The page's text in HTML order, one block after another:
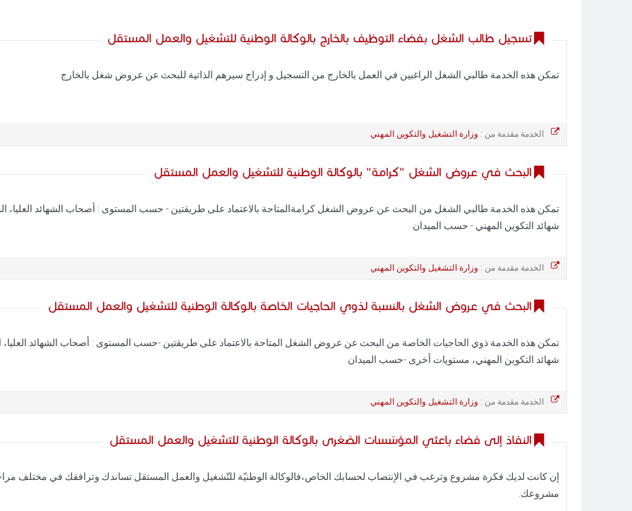
تسجيل طالب الشغل بفضاء التوظيف بالخارج بالوكالة الوطنية للتشغيل والعمل المستقل
تمكن هذه الخدمة طالبي الشغل الراغبين في العمل بالخارج من التسجيل و إدراج سيرهم الذاتية للبحث عن عروض شغل بالخارج
الخدمة مقدمة من : وزارة التشغيل والتكوين المهني
البحث في عروض الشغل "كرامة" بالوكالة الوطنية للتشغيل والعمل المستقل
تمكن هذه الخدمة طالبي الشغل من البحث عن عروض الشغل كرامةالمتاحة بالاعتماد على طريقتين - حسب المستوى : أصحاب الشهائد العليا،
شهائد التكوين المهني - حسب الميدان
الخدمة مقدمة من : وزارة التشغيل والتكوين المهني
البحث في عروض الشغل بالنسبة لذوي الحاجيات الخاصة بالوكالة الوطنية للتشغيل والعمل المستقل
تمكن هذه الخدمة ذوي الحاجيات الخاصة من البحث عن عروض الشغل المتاحة بالاعتماد على طريقتين -حسب المستوى : أصحاب الشهائد
شهائد التكوين المهني، مستويات أخرى -حسب الميدان
الخدمة مقدمة من : وزارة التشغيل والتكوين المهني
النفاذ إلى فضاء باعثي المؤسّسات الصّغرى بالوكالة الوطنية للتشغيل والعمل المستقل
إن كانت لديك فكرة مشروع وترغب في الإنتصاب لحسابك الخاص،فالوكالة الوطنيّة للتّشغيل والعمل المستقل تساندك وترافقك في مختلف
مشروعك.